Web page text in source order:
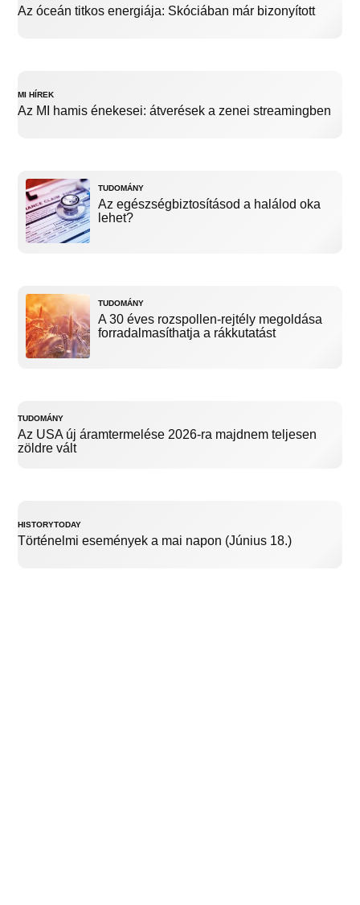
Az óceán titkos energiája: Skóciában már bizonyított
MI HÍREK
Az MI hamis énekesei: átverések a zenei streamingben
TUDOMÁNY
Az egészségbiztosításod a halálod oka
lehet?
TUDOMÁNY
A 30 éves rozspollen-rejtély megoldása
forradalmasíthatja a rákkutatást
TUDOMÁNY
Az USA új áramtermelése 2026-ra majdnem teljesen
zöldre vált
HISTORYTODAY
Történelmi események a mai napon (Június 18.)